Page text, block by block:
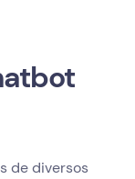
de diversos